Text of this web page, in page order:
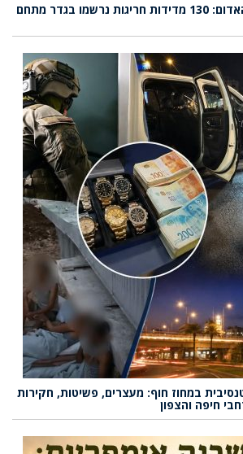
הבנזן שוב מעל הקו האדום: 130 מדידות חריגות נרשמו בגדר מתחם
במחוז חוף: מעצרים, פשיטות, חקירות
חיפה והצפון